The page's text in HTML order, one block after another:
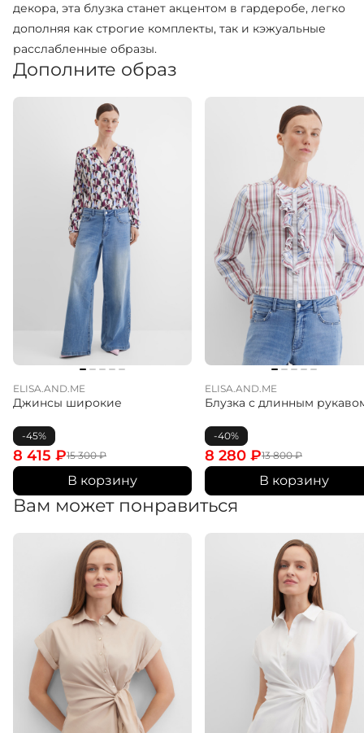
декора, эта блузка станет акцентом в гардеробе, легко
дополняя как строгие комплекты, так и кэжуальные
расслабленные образы.
Дополните образ
ELISA.AND.ME
Джинсы широкие
-45%
15 300₽
8 415 ₽
В корзину
ELISA.AND.ME
Блузка с длинным
-40%
13 800₽
8 280 ₽
В корзину
Вам может понравиться